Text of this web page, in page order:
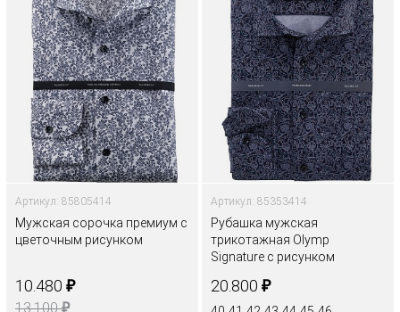
Артикул: 85805414
Мужская сорочка премиум с
цветочным рисунком
10.480 ₽
13.100₽
Артикул: 85353414
Рубашка мужская
трикотажная Olymp
Signature с рисунком
20.800 ₽